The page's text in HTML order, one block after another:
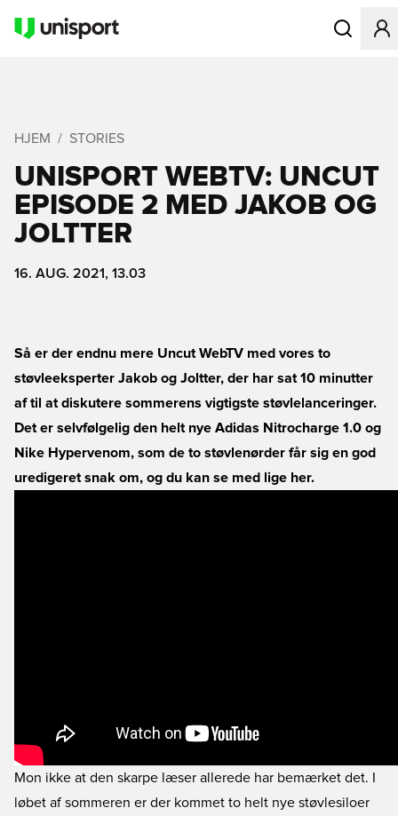
Åbner en
HJEM STORIES
UNISPORT WEBTV: UNCUT
EPISODE 2 MED JAKOB OG
JOLTTER
16. AUG. 2021, 13.03
Så er der endnu mere Uncut WebTV med vores to
støvleeksperter Jakob og Joltter, der har sat 10 minutter
af til at diskutere sommerens vigtigste støvlelanceringer.
Det er selvfølgelig den helt nye Adidas Nitrocharge 1.0 og
Nike Hypervenom, som de to støvlenørder får sig en god
uredigeret snak om, og du kan se med lige her.
Mon ikke at den skarpe læser allerede har bemærket det. I
løbet af sommeren er der kommet to helt nye støvlesiloer